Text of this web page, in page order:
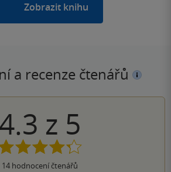
Zobrazit knihu
a recenze čtenářů
4.3 z 5
14 hodnocení čtenářů